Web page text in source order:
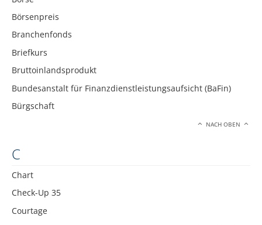
Börsenpreis
Branchenfonds
Briefkurs
Bruttoinlandsprodukt
Bundesanstalt für Finanzdienstleistungsaufsicht (BaFin)
Bürgschaft
NACH OBEN
C
Chart
Check-Up 35
Courtage